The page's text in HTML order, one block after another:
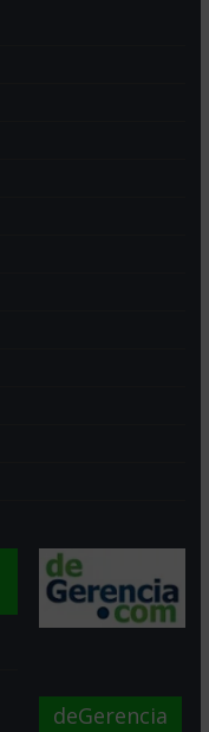
deGerencia